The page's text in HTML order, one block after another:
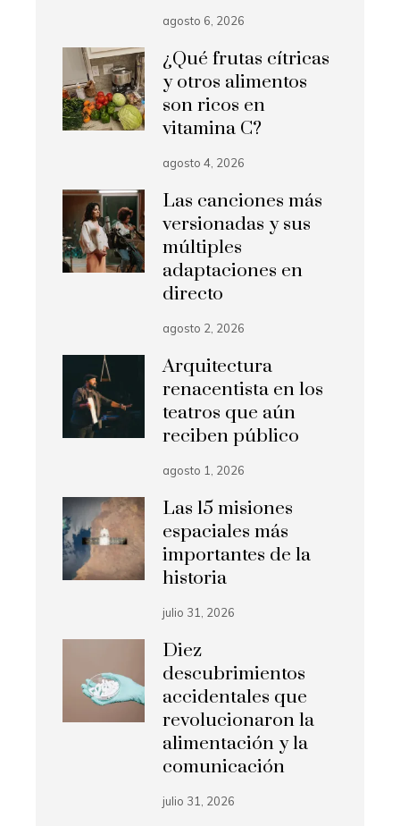
agosto 6, 2026
¿Qué frutas cítricas
y otros alimentos
son ricos en
vitamina C?
agosto 4, 2026
Las canciones más
versionadas y sus
múltiples
adaptaciones en
directo
agosto 2, 2026
Arquitectura
renacentista en los
teatros que aún
reciben público
agosto 1, 2026
Las 15 misiones
espaciales más
importantes de la
historia
julio 31, 2026
Diez
descubrimientos
accidentales que
revolucionaron la
alimentación y la
comunicación
julio 31, 2026